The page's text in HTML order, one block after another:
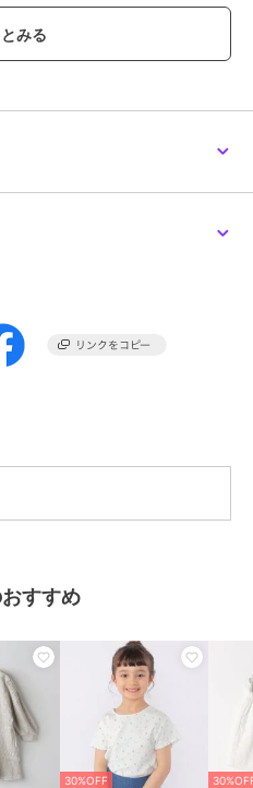
きなので安心感のある穿き心地で
。
その他パンツ
、ライトグレー
ライズ/ショート・
ジュアル
素材
麻・リネン/
素材
イズ
ショート・
ュアル
すすめ
30%OFF